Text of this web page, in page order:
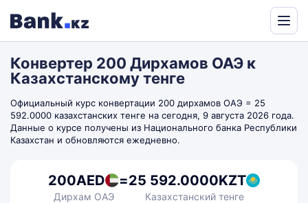
by
Translate
Конвертер 200 Дирхамов ОАЭ к
Казахстанскому тенге
Официальный курс конвертации 200 дирхамов ОАЭ = 25
592.0000 казахстанских тенге на сегодня, 9 августа 2026 года.
Данные о курсе получены из Национального банка Республики
Казахстан и обновляются ежедневно.
200AED
Дирхам ОАЭ
=25 592.0000KZT
Казахстанский тенге